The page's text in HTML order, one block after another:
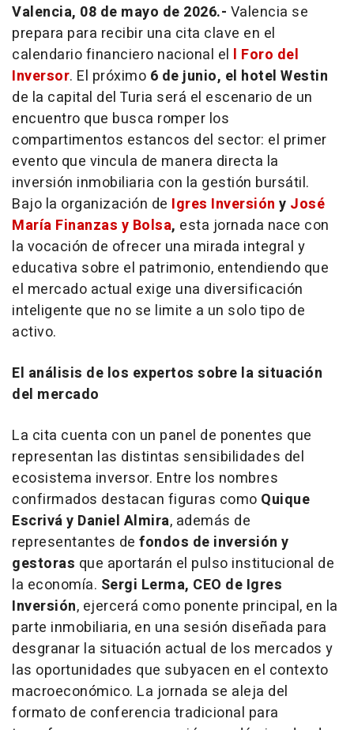
Valencia, 08 de mayo de 2026.- Valencia se
prepara para recibir una cita clave en el
calendario financiero nacional el l Foro del
Inversor. El próximo 6 de junio, el hotel Westin
de la capital del Turia será el escenario de un
encuentro que busca romper los
compartimentos estancos del sector: el primer
evento que vincula de manera directa la
inversión inmobiliaria con la gestión bursátil.
Bajo la organización de Igres Inversión y José
María Finanzas y Bolsa, esta jornada nace con
la vocación de ofrecer una mirada integral y
educativa sobre el patrimonio, entendiendo que
el mercado actual exige una diversificación
inteligente que no se limite a un solo tipo de
activo.
El análisis de los expertos sobre la situación
del mercado
La cita cuenta con un panel de ponentes que
representan las distintas sensibilidades del
ecosistema inversor. Entre los nombres
confirmados destacan figuras como Quique
Escrivá y Daniel Almira, además de
representantes de fondos de inversión y
gestoras que aportarán el pulso institucional de
la economía. Sergi Lerma, CEO de Igres
Inversión, ejercerá como ponente principal, en la
parte inmobiliaria, en una sesión diseñada para
desgranar la situación actual de los mercados y
las oportunidades que subyacen en el contexto
macroeconómico. La jornada se aleja del
formato de conferencia tradicional para